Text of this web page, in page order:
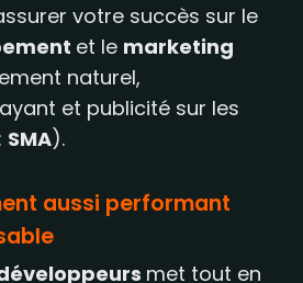
votre succès sur le
et le marketing
naturel,
et publicité sur les
SMA).
aussi performant
met tout en